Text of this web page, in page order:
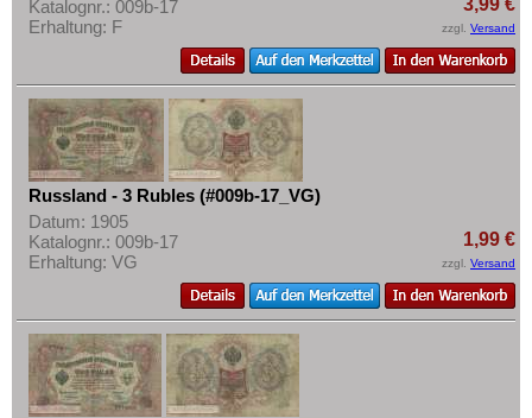
Katalognr.: 009b-17
Erhaltung: F
zzgl. Versand
Russland - 3 Rubles (#009b-17_VG)
Datum: 1905
Katalognr.: 009b-17
Erhaltung: VG
1,99 €
zzgl. Versand